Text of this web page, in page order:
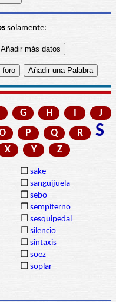
solamente:
G H I
J
P Q R S
X Y Z
❒ sake
❒ sanguijuela
❒ sebo
❒ sempiterno
❒ sesquipedal
❒ silencio
❒ sintaxis
❒ soez
❒ soplar